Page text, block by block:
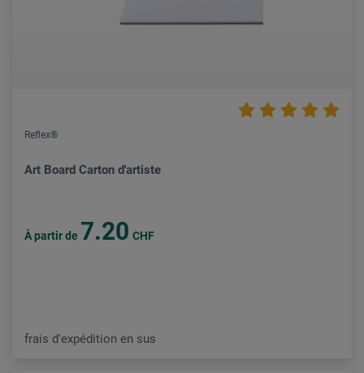
Reflex®
Art Board Carton d'artiste
À partir de 7.20 CHF
frais d'expédition en sus